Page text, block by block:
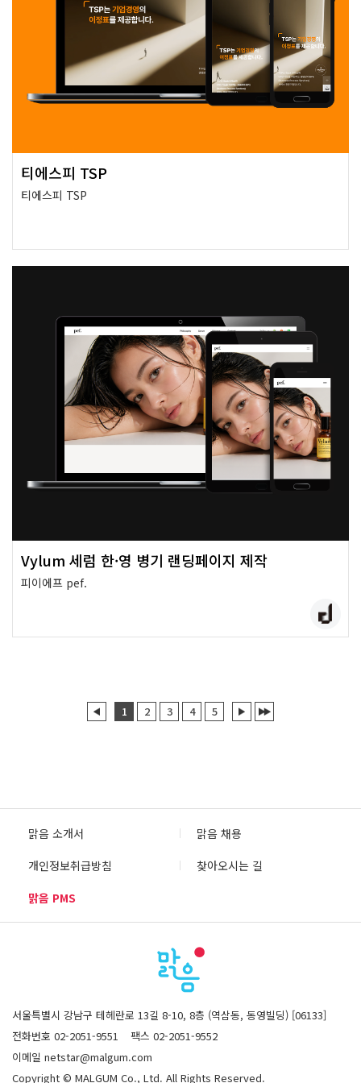
티에스피 TSP
티에스피 TSP
Vylum 세럼 한·영 병기 랜딩페이지 제작
피이에프 pef.
1 2 3 4 5
맑음 소개서
맑음 채용
개인정보취급방침
찾아오시는 길
맑음 PMS
서울특별시 강남구 테헤란로 13길 8-10, 8층 (역삼동, 동영빌딩) [06133]
전화번호 02-2051-9551
팩스 02-2051-9552
이메일 netstar@malgum.com
Copyright © MALGUM Co., Ltd. All Rights Reserved.